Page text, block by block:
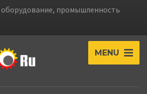
промышленность
MENU